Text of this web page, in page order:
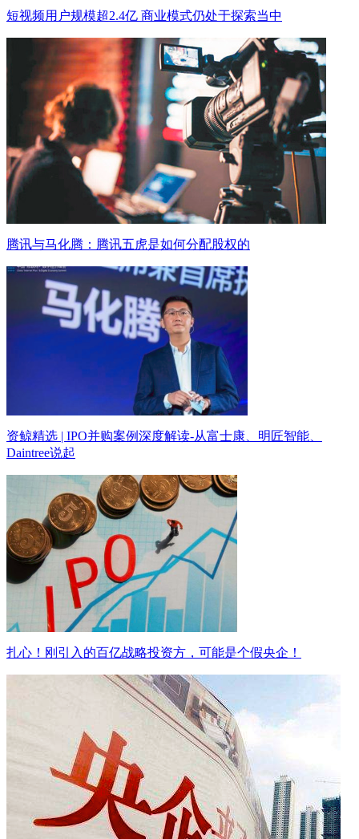
短视频用户规模超2.4亿 商业模式仍处于探索当中
腾讯与马化腾：腾讯五虎是如何分配股权的
资鲸精选 | IPO并购案例深度解读-从富士康、明匠智能、
Daintree说起
扎心！刚引入的百亿战略投资方，可能是个假央企！